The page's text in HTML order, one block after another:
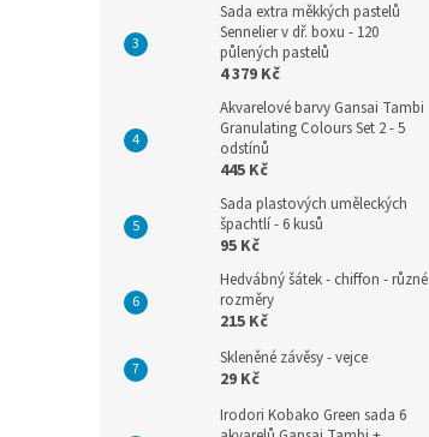
Sada extra měkkých pastelů
Sennelier v dř. boxu - 120
půlených pastelů
4 379 Kč
Akvarelové barvy Gansai Tambi
Granulating Colours Set 2 - 5
odstínů
445 Kč
Sada plastových uměleckých
špachtlí - 6 kusů
95 Kč
Hedvábný šátek - chiffon - různé
rozměry
215 Kč
Skleněné závěsy - vejce
29 Kč
Irodori Kobako Green sada 6